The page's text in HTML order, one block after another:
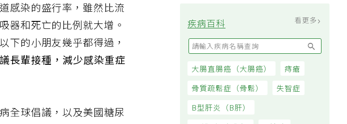
疾病百科
感染的盛行率，雖然比流
器和死亡的比例就大增。
下的小朋友幾乎都得過，
長輩接種，減少感染重症
全球倡議，以及美國糖尿